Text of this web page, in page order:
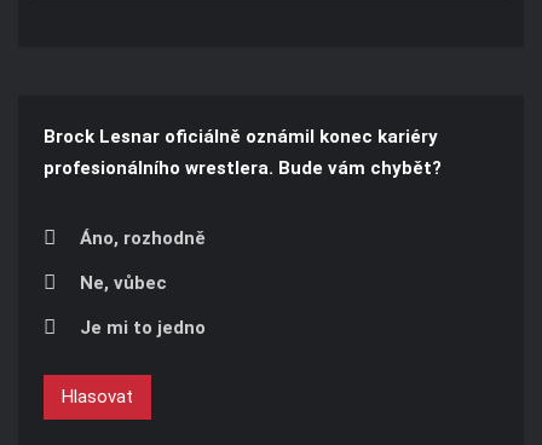
Brock Lesnar oficiálně oznámil konec kariéry
profesionálního wrestlera. Bude vám chybět?
Áno, rozhodně
Ne, vůbec
Je mi to jedno
Hlasovat